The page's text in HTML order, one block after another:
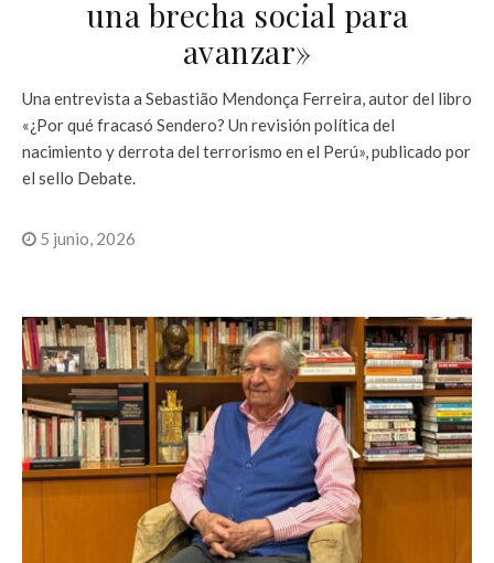
una brecha social para
avanzar»
Una entrevista a Sebastião Mendonça Ferreira, autor del libro
«¿Por qué fracasó Sendero? Un revisión política del
nacimiento y derrota del terrorismo en el Perú», publicado por
el sello Debate.
5 junio, 2026